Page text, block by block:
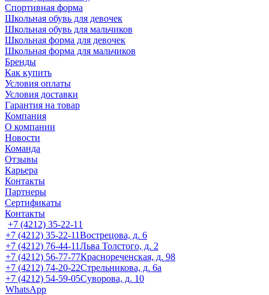
Спортивная форма
Школьная обувь для девочек
Школьная обувь для мальчиков
Школьная форма для девочек
Школьная форма для мальчиков
Бренды
Как купить
Условия оплаты
Условия доставки
Гарантия на товар
Компания
О компании
Новости
Команда
Отзывы
Карьера
Контакты
Партнеры
Сертификаты
Контакты
+7 (4212) 35-22-11
+7 (4212) 35-22-11Вострецова, д. 6
+7 (4212) 76-44-11Льва Толстого, д. 2
+7 (4212) 56-77-77Краснореченская, д. 98
+7 (4212) 74-20-22Стрельникова, д. 6а
+7 (4212) 54-59-05Суворова, д. 10
WhatsApp